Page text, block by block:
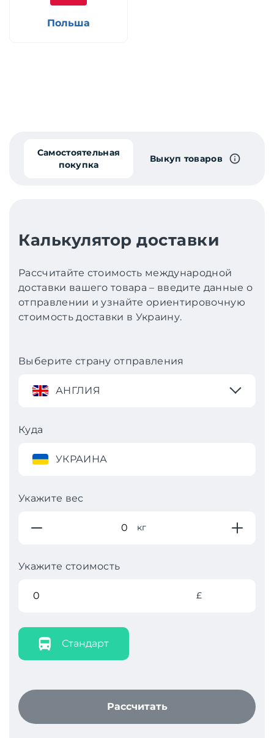
Польша
Самостоятельная
покупка
Выкуп товаров
Калькулятор доставки
Рассчитайте стоимость международной
доставки вашего товара – введите данные о
отправлении и узнайте ориентировочную
стоимость доставки в Украину.
Выберите страну отправления
АНГЛИЯ
Куда
УКРАИНА
Укажите вес
кг
Укажите стоимость
£
Стандарт
Рассчитать